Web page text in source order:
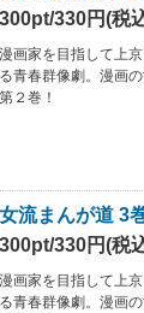
300pt/330円(税
漫画家を目指して上
る青春群像劇。漫画
第２巻！
女流まんが道 3
300pt/330円(税
漫画家を目指して上
る青春群像劇。漫画